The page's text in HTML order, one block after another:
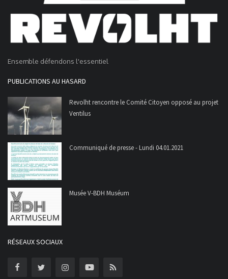
Ensemble défendons l'essentiel
PUBLICATIONS AU HASARD
Revolht rencontre le Comité Citoyen opposé au projet
Ventilus
Communiqué de presse - Lundi 04.01.2021
Musée V-BDH Muséum
RÉSEAUX SOCIAUX